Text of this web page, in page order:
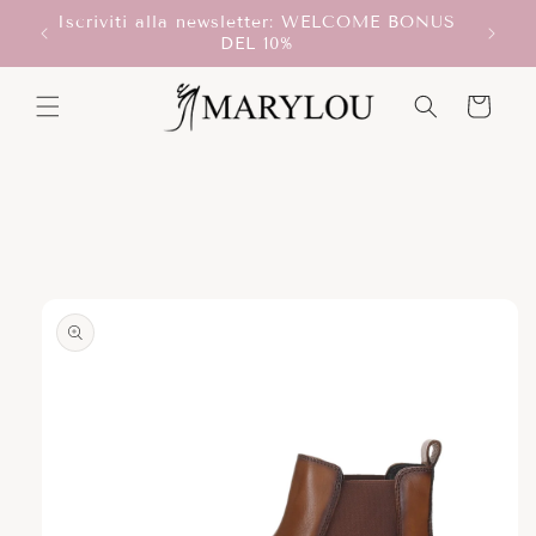
direttamente
Iscriviti alla newsletter: WELCOME BONUS
DEL 10%
Carrello